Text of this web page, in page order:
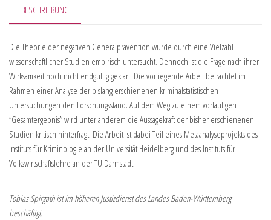
BESCHREIBUNG
Die Theorie der negativen Generalprävention wurde durch eine Vielzahl
wissenschaftlicher Studien empirisch untersucht. Dennoch ist die Frage nach ihrer
Wirksamkeit noch nicht endgültig geklärt. Die vorliegende Arbeit betrachtet im
Rahmen einer Analyse der bislang erschienenen kriminalstatistischen
Untersuchungen den Forschungsstand. Auf dem Weg zu einem vorläufigen
“Gesamtergebnis” wird unter anderem die Aussagekraft der bisher erschienenen
Studien kritisch hinterfragt. Die Arbeit ist dabei Teil eines Metaanalyseprojekts des
Instituts für Kriminologie an der Universität Heidelberg und des Instituts für
Volkswirtschaftslehre an der TU Darmstadt.
Tobias Spirgath ist im höheren Justizdienst des Landes Baden-Württemberg
beschäftigt.